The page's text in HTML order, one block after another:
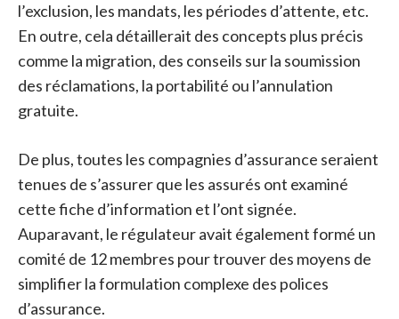
l’exclusion, les mandats, les périodes d’attente, etc.
En outre, cela détaillerait des concepts plus précis
comme la migration, des conseils sur la soumission
des réclamations, la portabilité ou l’annulation
gratuite.
De plus, toutes les compagnies d’assurance seraient
tenues de s’assurer que les assurés ont examiné
cette fiche d’information et l’ont signée.
Auparavant, le régulateur avait également formé un
comité de 12 membres pour trouver des moyens de
simplifier la formulation complexe des polices
d’assurance.